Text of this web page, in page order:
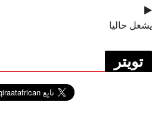
يشغل حاليا
تويتر